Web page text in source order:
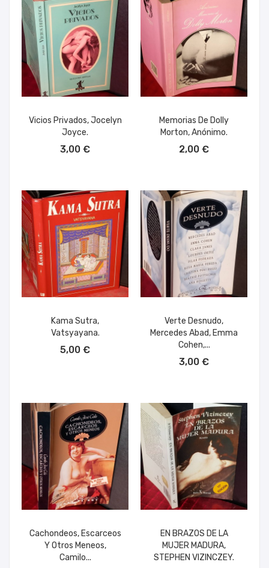
Vicios Privados, Jocelyn
Joyce.
3,00 €
Memorias De Dolly
Morton, Anónimo.
2,00 €
Kama Sutra,
Vatsyayana.
5,00 €
Verte Desnudo,
Mercedes Abad, Emma
Cohen,...
3,00 €
Cachondeos, Escarceos
Y Otros Meneos,
Camilo...
EN BRAZOS DE LA
MUJER MADURA,
STEPHEN VIZINCZEY.